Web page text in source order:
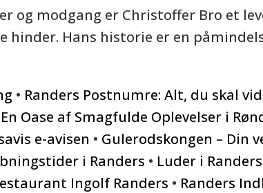
og modgang er Christoffer Bro et
hinder. Hans historie er en
• Randers Postnumre: Alt, du skal
Oase af Smagfulde Oplevelser i
e-avisen • Gulerodskongen – Din
i Randers • Luder i
Ingolf Randers • Randers